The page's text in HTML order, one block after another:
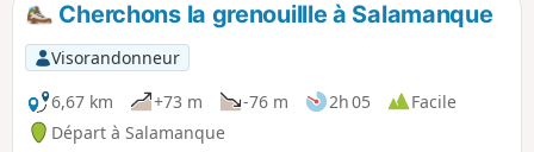
p
Cherchons la grenouillle à Salamanque
Visorandonneur
6,67 km
+73 m -76 m 2h 05
Facile
Départ à Salamanque